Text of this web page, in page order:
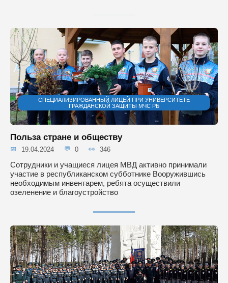
СПЕЦИАЛИЗИРОВАННЫЙ ЛИЦЕЙ ПРИ УНИВЕРСИТЕТЕ
ГРАЖДАНСКОЙ ЗАЩИТЫ МЧС РБ
Польза стране и обществу
19.04.2024 0 346
Сотрудники и учащиеся лицея МВД активно принимали
участие в республиканском субботнике Вооружившись
необходимым инвентарем, ребята осуществили
озеленение и благоустройство